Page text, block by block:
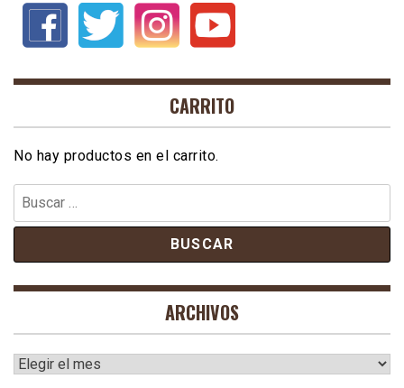
CARRITO
No hay productos en el carrito.
Buscar:
ARCHIVOS
Archivos